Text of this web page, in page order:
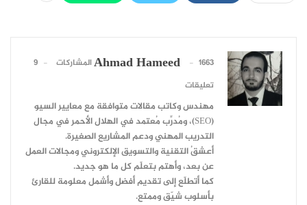
Ahmad Hameed 1663 المشاركات
9
تعليقات
مهندس وكاتب مقالات متوافقة مع معايير السيو
(SEO)، ومُدرِّب مُعتمد في الهلال الأحمر في مجال
التدريب المهني ودعم المشاريع الصغيرة.
أعشقُ التقنية والتسويق الإلكتروني ومجالات العمل
عن بعد، وأهتم بتعلّم كل ما هو جديد.
كما أتطلّع إلى تقديم أفضل وأشمل معلومة للقارئ
بأسلوب شيّق وممتع.